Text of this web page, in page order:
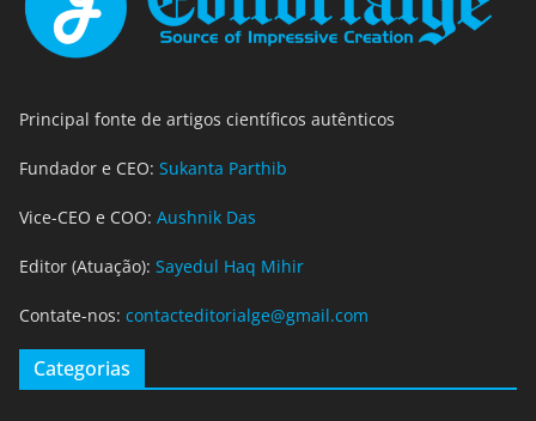
Principal fonte de artigos científicos autênticos
Fundador e CEO: Sukanta Parthib
Vice-CEO e COO: Aushnik Das
Editor (Atuação): Sayedul Haq Mihir
Contate-nos: contacteditorialge@gmail.com
Categorias